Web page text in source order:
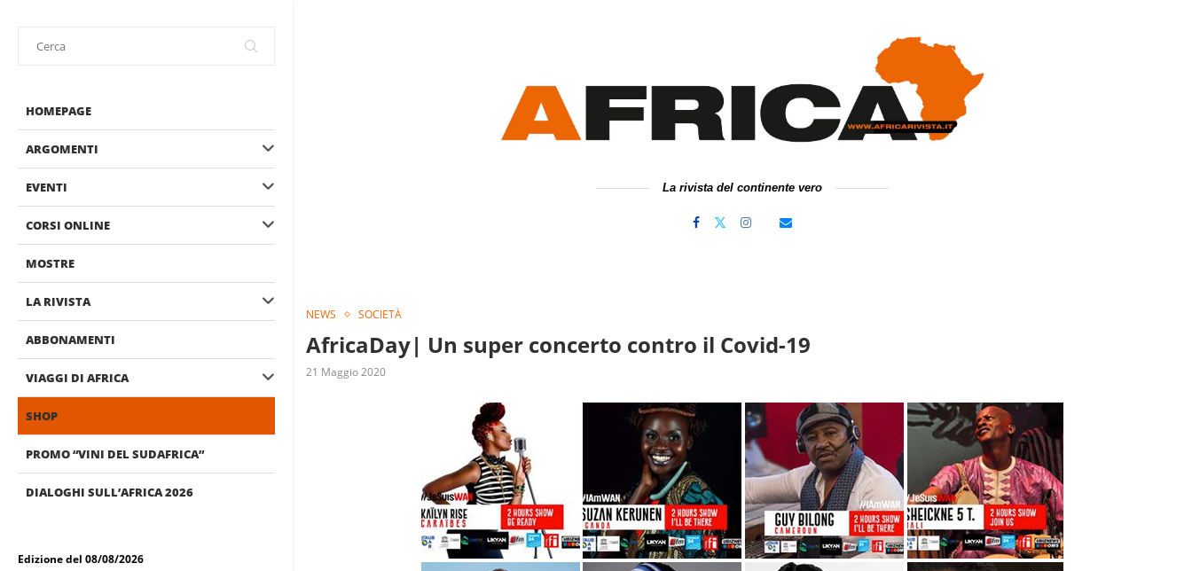
HOMEPAGE
ARGOMENTI
EVENTI
CORSI ONLINE
MOSTRE
LA RIVISTA
ABBONAMENTI
VIAGGI DI AFRICA
SHOP
PROMO “VINI DEL SUDAFRICA”
DIALOGHI SULL’AFRICA 2026
Edizione del 08/08/2026
La rivista del continente vero
NEWS SOCIETÀ
AfricaDay| Un super concerto contro il Covid-19
21 Maggio 2020